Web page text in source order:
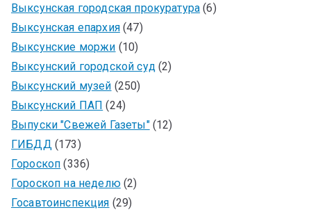
Выксунская городская прокуратура (6)
Выксунская епархия(47)
Выксунские моржи (10)
Выксунский городской суд (2)
Выксунский музей (250)
Выксунский ПАП (24)
Выпуски "Свежей Газеты"(12)
ГИБДД (173)
Гороскоп (336)
Гороскоп на неделю(2)
Госавтоинспекция (29)